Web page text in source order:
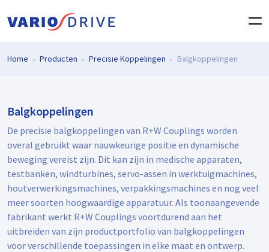
Home Producten Precisie Koppelingen Balgkoppelingen
Balgkoppelingen
De precisie balgkoppelingen van R+W Couplings worden
overal gebruikt waar nauwkeurige positie en dynamische
beweging vereist zijn. Dit kan zijn in medische apparaten,
testbanken, windturbines, servo-assen in werktuigmachines,
houtverwerkingsmachines, verpakkingsmachines en nog veel
meer soorten hoogwaardige apparatuur. Als toonaangevende
fabrikant werkt R+W Couplings voortdurend aan het
uitbreiden van zijn productportfolio van balgkoppelingen
voor verschillende toepassingen in elke maat en ontwerp.